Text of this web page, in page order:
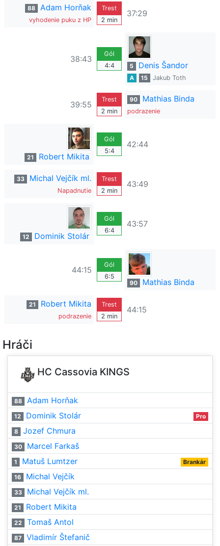
88 Adam Horňak
vyhodenie puku z HP
Trest
2 min
37:29
38:43
Gól
4:4
5 Denis Šandor
A 15 Jakub Toth
39:55
Trest
2 min
90 Mathias Binda
podrazenie
21 Robert Mikita
Gól
5:4
42:44
33 Michal Vejčík ml.
Napadnutie
Trest
2 min
43:49
12 Dominik Stolár
Gól
6:4
43:57
44:15
Gól
6:5
90
Mathias Binda
21 Robert Mikita
podrazenie
Trest
2 min
44:15
Hráči
HC Cassovia KINGS
88 Adam Horňak
12 Dominik Stolár Pro
8 Jozef Chmura
30 Marcel Farkaš
1 Matuš Lumtzer Brankár
16 Michal Vejčík
33 Michal Vejčík ml.
21 Robert Mikita
22 Tomaš Antol
87 Vladimír Štefanič